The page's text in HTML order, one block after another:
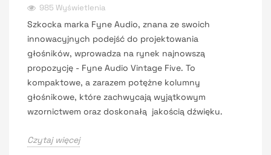
985 Wyświetlenia
Szkocka marka Fyne Audio, znana ze swoich
innowacyjnych podejść do projektowania
głośników, wprowadza na rynek najnowszą
propozycję - Fyne Audio Vintage Five. To
kompaktowe, a zarazem potężne kolumny
głośnikowe, które zachwycają wyjątkowym
wzornictwem oraz doskonałą jakością dźwięku.
Czytaj więcej